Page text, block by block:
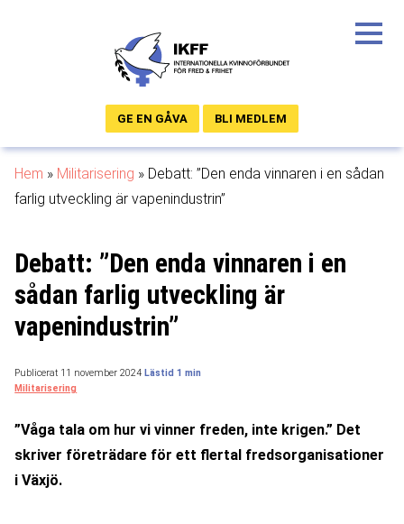
BLI MEDLEM
GE EN GÅVA
Hem » Militarisering » Debatt: ”Den enda vinnaren i en sådan
farlig utveckling är vapenindustrin”
Debatt: ”Den enda vinnaren i en
sådan farlig utveckling är
vapenindustrin”
Publicerat 11 november 2024
Militarisering
”Våga tala om hur vi vinner freden, inte krigen.” Det
skriver företrädare för ett flertal fredsorganisationer
i Växjö.